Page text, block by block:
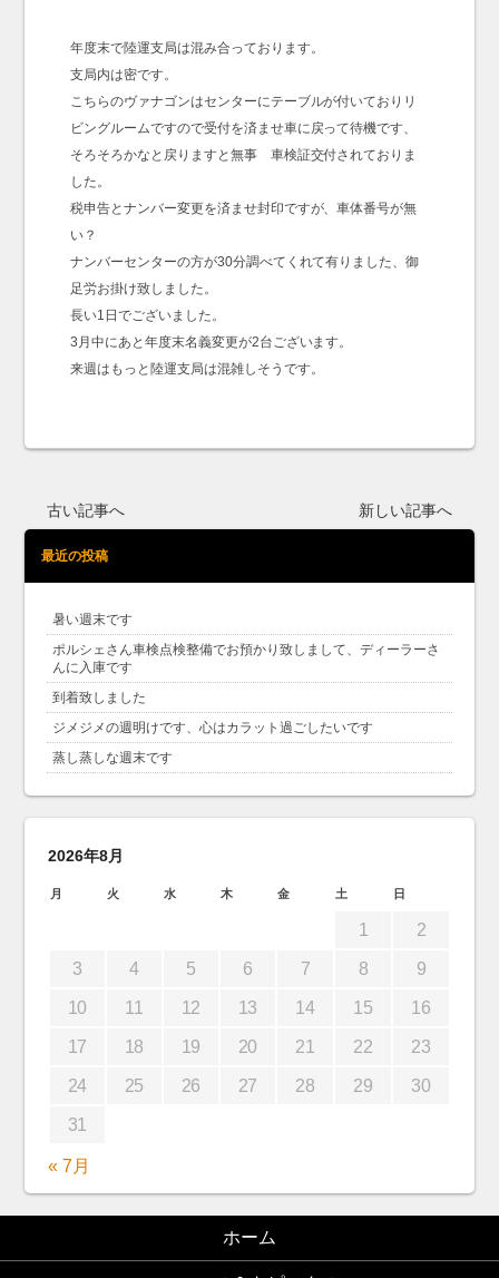
年度末で陸運支局は混み合っております。
支局内は密です。
こちらのヴァナゴンはセンターにテーブルが付いておりリ
ビングルームですので受付を済ませ車に戻って待機です、
そろそろかなと戻りますと無事 車検証交付されておりま
した。
税申告とナンバー変更を済ませ封印ですが、車体番号が無
い？
ナンバーセンターの方が30分調べてくれて有りました、御
足労お掛け致しました。
長い1日でございました。
3月中にあと年度末名義変更が2台ございます。
来週はもっと陸運支局は混雑しそうです。
古い記事へ 新しい記事へ
最近の投稿
暑い週末です
ポルシェさん車検点検整備でお預かり致しまして、ディーラーさ
んに入庫です
到着致しました
ジメジメの週明けです、心はカラット過ごしたいです
蒸し蒸しな週末です
2026年8月
月 火 水 木 金 土 日
1 2
3 4 5 6 7 8 9
10 11 12 13 14 15 16
17 18 19 20 21 22 23
24 25 26 27 28 29 30
31
« 7月
ホーム